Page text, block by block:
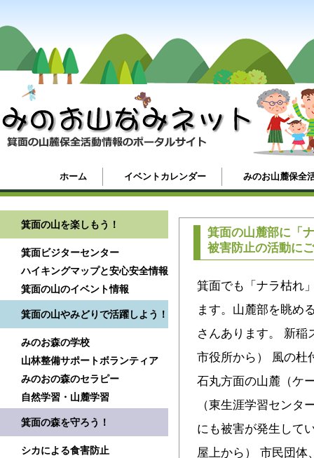
ホーム イベントカレンダー みのお山麓保全
箕面の山を楽しもう！
箕面ビジターセンター
ハイキングマップと安心安全情報
箕面の山のイベント情報
箕面の山やみどりで活躍しよう！
みのお森の学校
山林整備サポートボランティア
みのおの森のセラピー
自然学習・山麓学習
箕面の森を守ろう！
シカによる食害防止
箕面の山麓部に「
被害防止の活動に
箕面でも「ナラ枯れ
ます。山麓部を眺め
さんあります。 新稲
市役所から） 風の杜
石丸方面の山麓（ケ
（東生涯学習センタ
にも被害が発生して
屋上から） 市民団体